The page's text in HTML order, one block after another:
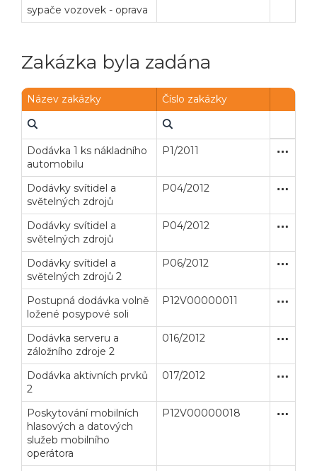
sypače vozovek - oprava
Zakázka byla zadána
Název zakázky Číslo zakázky
Dodávka 1 ks nákladního
automobilu
P1/2011
Dodávky svítidel a
světelných zdrojů
P04/2012
Dodávky svítidel a
světelných zdrojů
P04/2012
Dodávky svítidel a
světelných zdrojů 2
P06/2012
Postupná dodávka volně
ložené posypové soli
P12V00000011
Dodávka serveru a
záložního zdroje 2
016/2012
Dodávka aktivních prvků
2
017/2012
Poskytování mobilních
hlasových a datových
služeb mobilního
operátora
P12V00000018 Služby